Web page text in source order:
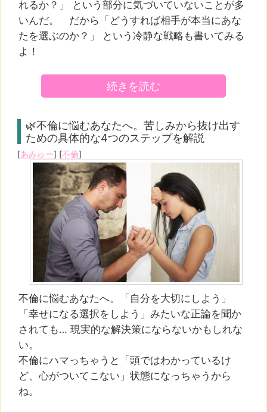
れるか？」 という部分に気づいていないことが多
いんだ。 だから「どうすれば相手が本当にあな
たを選ぶのか？」 という冷静な戦略も書いてみる
よ！
続きを読む
🌿不倫に悩むあなたへ。苦しみから抜け出す
ための具体的な4つのステップを解説
[あみゅー] [不倫]
不倫に悩むあなたへ。「自分を大切にしよう」
「幸せになる選択をしよう」みたいな正論を聞か
されても… 現実的な解決策にならないかもしれな
い。
不倫にハマっちゃうと「頭ではわかっているけ
ど、心がついてこない」状態になっちゃうから
ね。